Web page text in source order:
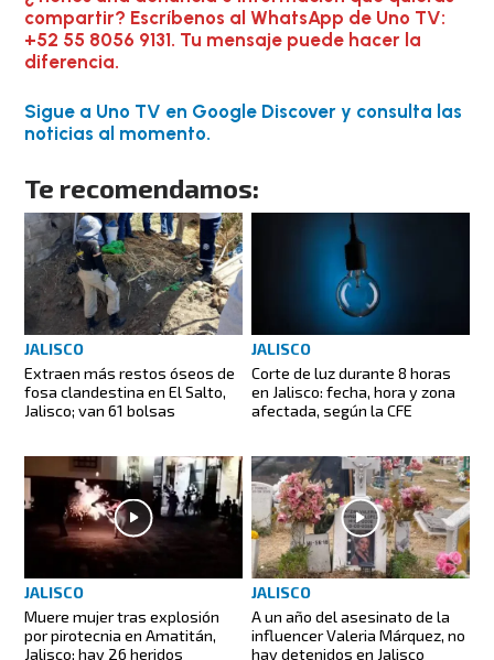
compartir? Escríbenos al WhatsApp de Uno TV:
+52 55 8056 9131. Tu mensaje puede hacer la
diferencia.
Sigue a Uno TV en Google Discover y consulta las
noticias al momento.
Te recomendamos:
JALISCO
Extraen más restos óseos de
fosa clandestina en El Salto,
Jalisco; van 61 bolsas
JALISCO
Corte de luz durante 8 horas
en Jalisco: fecha, hora y zona
afectada, según la CFE
JALISCO
Muere mujer tras explosión
por pirotecnia en Amatitán,
Jalisco; hay 26 heridos
JALISCO
A un año del asesinato de la
influencer Valeria Márquez, no
hay detenidos en Jalisco